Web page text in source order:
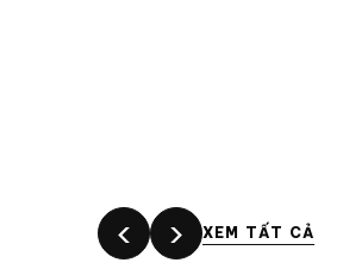
‹ › XEM TẤT CẢ